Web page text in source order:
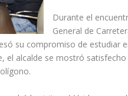
Durante el
General de
su compromiso de estudiar
el alcalde se mostró